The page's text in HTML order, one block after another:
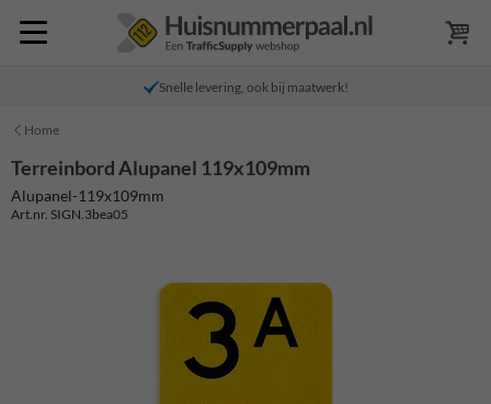
Snelle levering, ook bij maatwerk!
Home
Terreinbord Alupanel 119x109mm
Alupanel-119x109mm
Art.nr. SIGN.3bea05